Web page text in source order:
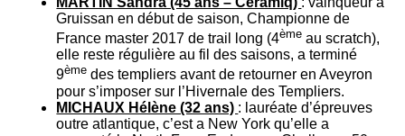
Gruissan en début de saison, Championne de
France master 2017 de trail long (4ème au scratch),
elle reste régulière au fil des saisons, a terminé
9ème des templiers avant de retourner en Aveyron
pour s’imposer sur l’Hivernale des Templiers.
MICHAUX Hélène (32 ans) : lauréate d’épreuves
outre atlantique, c’est a New York qu’elle a